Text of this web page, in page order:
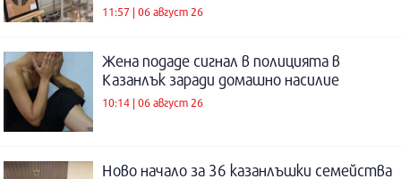
11:57 | 06 август 26
Жена подаде сигнал в полицията в
Казанлък заради домашно насилие
10:14 | 06 август 26
Ново начало за 36 казанлъшки семейства